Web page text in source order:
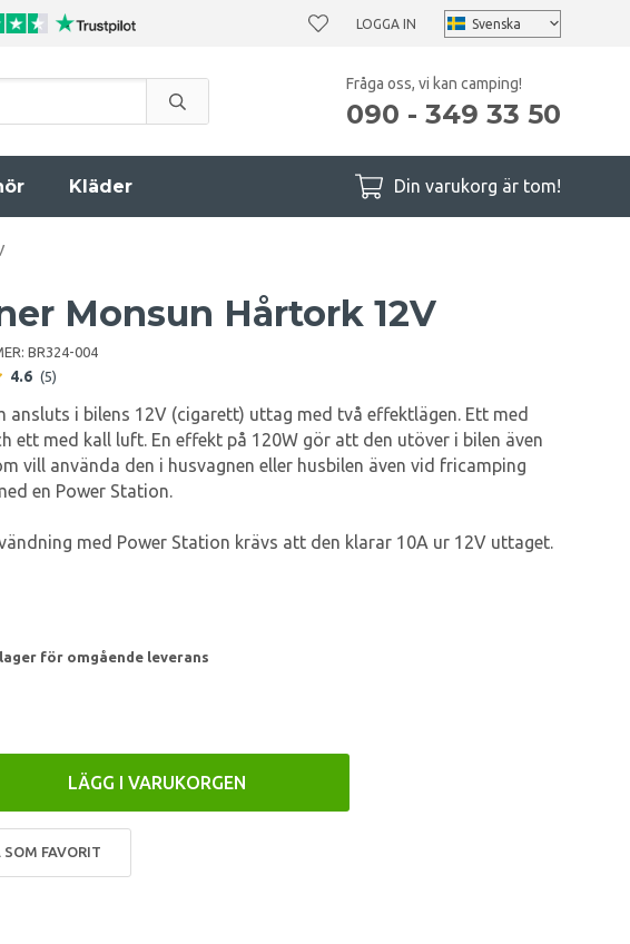
LOGGA IN
Fråga oss, vi kan camping!
090 - 349 33 50
Kläder Din varukorg är tom!
Monsun Hårtork 12V
BR324-004
4.6 (5)
ansluts i bilens 12V (cigarett) uttag med två effektlägen. Ett med
ett med kall luft. En effekt på 120W gör att den utöver i bilen även
vill använda den i husvagnen eller husbilen även vid fricamping
en Power Station.
med Power Station krävs att den klarar 10A ur 12V uttaget.
för omgående leverans
LÄGG I VARUKORGEN
FAVORIT